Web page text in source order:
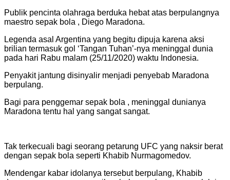
Publik pencinta olahraga berduka hebat atas berpulangnya
maestro sepak bola , Diego Maradona.
Legenda asal Argentina yang begitu dipuja karena aksi
brilian termasuk gol ‘Tangan Tuhan’-nya meninggal dunia
pada hari Rabu malam (25/11/2020) waktu Indonesia.
Penyakit jantung disinyalir menjadi penyebab Maradona
berpulang.
Bagi para penggemar sepak bola , meninggal dunianya
Maradona tentu hal yang sangat sangat.
Tak terkecuali bagi seorang petarung UFC yang naksir berat
dengan sepak bola seperti Khabib Nurmagomedov.
Mendengar kabar idolanya tersebut berpulang, Khabib